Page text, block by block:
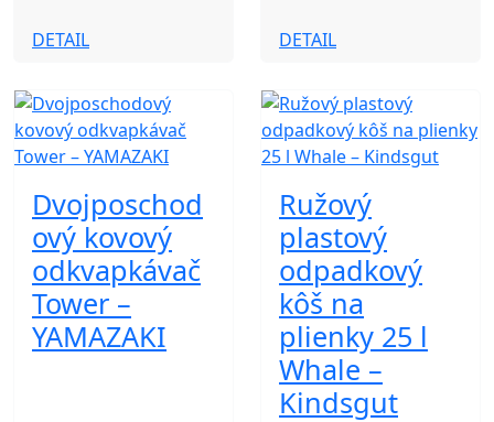
DETAIL DETAIL
Dvojposchod
ový kovový
odkvapkávač
Tower –
YAMAZAKI
Ružový
plastový
odpadkový
kôš na
plienky 25 l
Whale –
Kindsgut